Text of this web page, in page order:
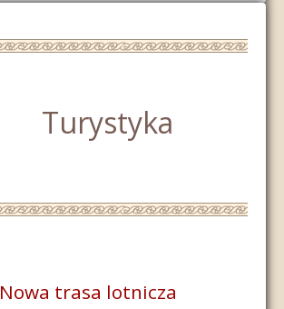
Turystyka
Nowa trasa lotnicza